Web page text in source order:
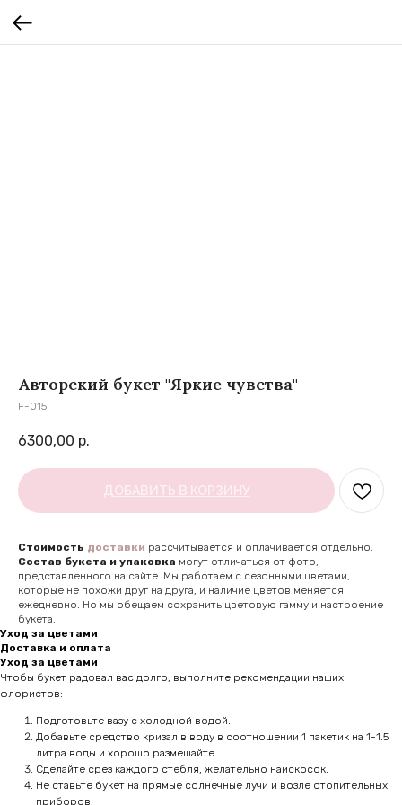
Авторский букет "Яркие чувства"
F-015
6300,00 р.
ДОБАВИТЬ В КОРЗИНУ
Стоимость доставки рассчитывается и оплачивается отдельно.
Состав букета и упаковка могут отличаться от фото,
представленного на сайте. Мы работаем с сезонными цветами,
которые не похожи друг на друга, и наличие цветов меняется
ежедневно. Но мы обещаем сохранить цветовую гамму и настроение
букета.
Уход за цветами
Доставка и оплата
Уход за цветами
Чтобы букет радовал вас долго, выполните рекомендации наших
флористов:
Подготовьте вазу с холодной водой.
Добавьте средство кризал в воду в соотношении 1 пакетик на 1-1.5
литра воды и хорошо размешайте.
Сделайте срез каждого стебля, желательно наискосок.
Не ставьте букет на прямые солнечные лучи и возле отопительных
приборов.